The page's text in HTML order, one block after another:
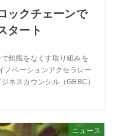
ックチェーンで
タート
飢餓をなくす取り組みを
ノベーションアクセラレー
ネスカウンシル（GBBC）
ニュース